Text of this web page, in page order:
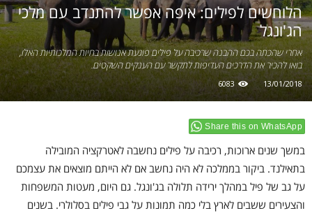
הלוחשים לפילים: איפה אפשר להתנדב עם מלכי
הג'ונגל
אחרי שהכתה בכם ההבנה שרכיבה על פילים פוגעת אנושות בחיות המלכותיות האלו,
בואו להכיר את הדרכים העדיפות לתקשר עם הענקים השקטים.
13/01/2018
6083
Share this on WhatsApp
במשך שנים ארוכות, רכיבה על פילים נחשבה לאטרקציה המובילה
בתאילנד. ביקור בממלכה לא היה נחשב אם לא הייתם מוצאים את עצמכם
על גב של פיל במהלך ירידה תלולה בג'ונגל. גם היום, מעטות המשפחות
והצעירים ששבים לארץ בלי כמה תמונות על גבי פילים בסלולרי. בשנים